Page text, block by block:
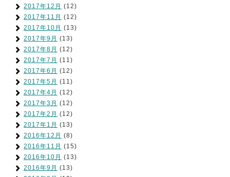
2017年12月 (12)
2017年11月 (12)
2017年10月 (13)
2017年9月 (13)
2017年8月 (12)
2017年7月 (11)
2017年6月 (12)
2017年5月 (11)
2017年4月 (12)
2017年3月 (12)
2017年2月 (12)
2017年1月 (13)
2016年12月 (8)
2016年11月 (15)
2016年10月 (13)
2016年9月 (13)